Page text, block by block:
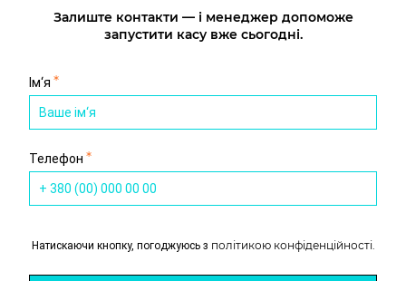
Залиште контакти — і менеджер допоможе
запустити касу вже сьогодні.
Ім‘я *
Телефон *
Натискаючи кнопку, погоджуюсь з політикою конфіденційності.